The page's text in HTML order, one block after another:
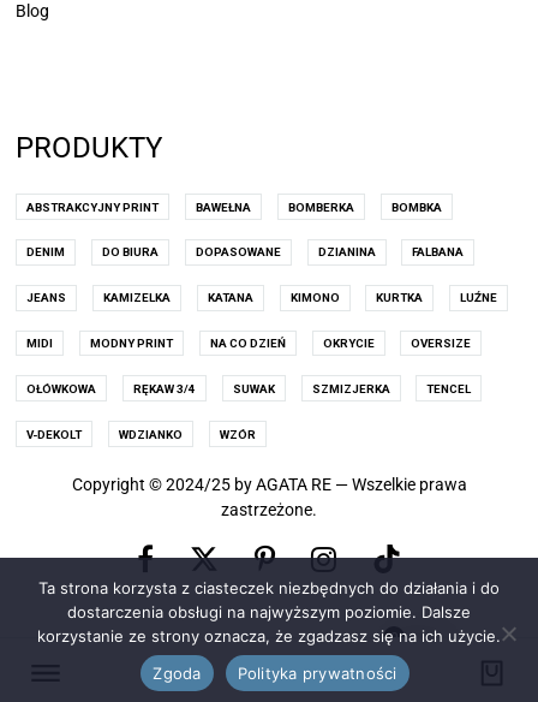
Blog
PRODUKTY
ABSTRAKCYJNY PRINT BAWEŁNA BOMBERKA BOMBKA
DENIM DO BIURA DOPASOWANE DZIANINA FALBANA
JEANS KAMIZELKA KATANA KIMONO KURTKA LUŹNE
MIDI MODNY PRINT NA CO DZIEŃ OKRYCIE OVERSIZE
OŁÓWKOWA RĘKAW 3/4 SUWAK SZMIZJERKA TENCEL
V-DEKOLT WDZIANKO WZÓR
Facebook
X
(old
Twitter)
PinterestInstagram
TikTok
Copyright © 2024/25 by AGATA RE — Wszelkie prawa
zastrzeżone.
0
Ta strona korzysta z ciasteczek niezbędnych do działania i do
dostarczenia obsługi na najwyższym poziomie. Dalsze
korzystanie ze strony oznacza, że zgadzasz się na ich użycie.
Zgoda
Polityka prywatności